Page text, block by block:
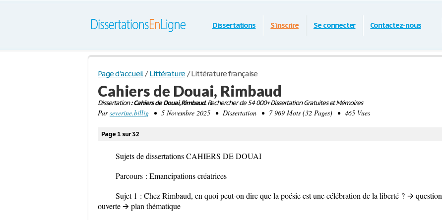
Dissertations S'inscrire Se connecter Contactez-nous
Page d'accueil / Littérature /Littérature française
Cahiers de Douai, Rimbaud
Dissertation: Cahiers de Douai, Rimbaud.Rechercher de 54 000+ Dissertation Gratuites et Mémoires
Parseverine.billig • 5 Novembre 2025 • Dissertation • 7 969 Mots (32 Pages) • 465 Vues
Page 1 sur 32
Sujets de dissertations CAHIERS DE DOUAI
Parcours : Emancipations créatrices
Sujet 1 : Chez Rimbaud, en quoi peut-on dire que la poésie est une célébration de la liberté ? 🡪 question
ouverte 🡪 plan thématique